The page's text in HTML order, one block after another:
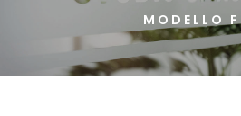
MODELLO